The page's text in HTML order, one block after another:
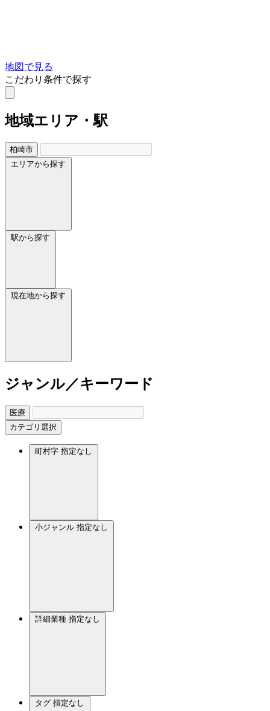
地図で見る
こだわり条件で探す
地域エリア・駅
柏崎市
エリアから探す
駅から探す
現在地から探す
ジャンル／キーワード
医療
カテゴリ選択
町村字 指定なし
小ジャンル 指定なし
詳細業種 指定なし
タグ 指定なし